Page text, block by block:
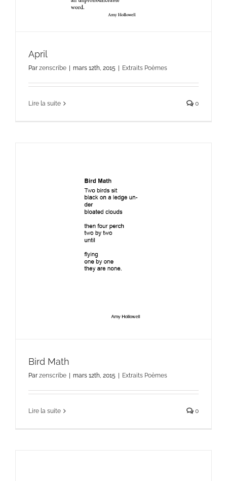
April
Par zenscribe | mars 12th, 2015 | Extraits Poèmes
Lire la suite 0
Bird Math
Par zenscribe | mars 12th, 2015 | Extraits Poèmes
Lire la suite 0